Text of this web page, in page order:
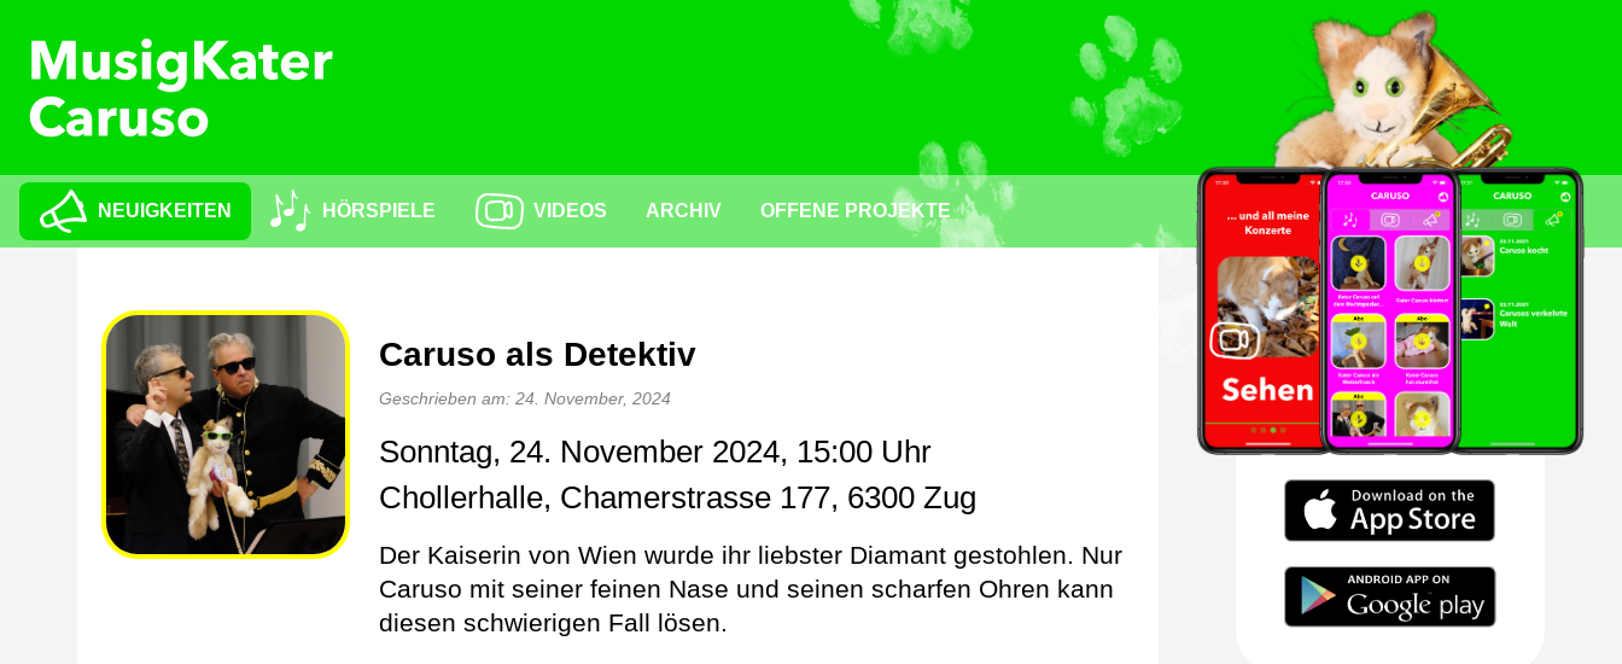
NEUIGKEITEN HÖRSPIELE VIDEOS ARCHIV OFFENE PROJEKTE
Caruso als Detektiv
Geschrieben am: 24. November, 2024
Sonntag, 24. November 2024, 15:00 Uhr
Chollerhalle, Chamerstrasse 177, 6300 Zug
Der Kaiserin von Wien wurde ihr liebster Diamant gestohlen. Nur
Caruso mit seiner feinen Nase und seinen scharfen Ohren kann
diesen schwierigen Fall lösen.